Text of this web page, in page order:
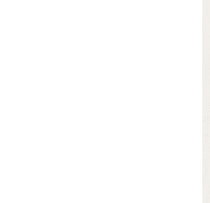
りわけ日本人に愛され、生産量の約9割